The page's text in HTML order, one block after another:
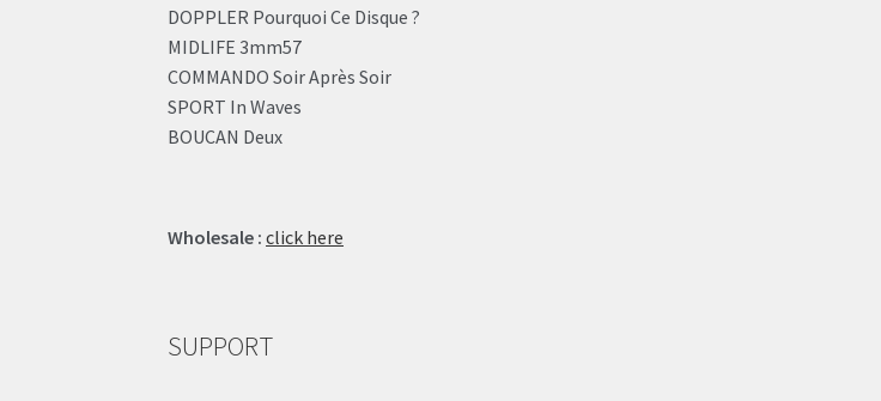
DOPPLER Pourquoi Ce Disque ?
MIDLIFE 3mm57
COMMANDO Soir Après Soir
SPORT In Waves
BOUCAN Deux
Wholesale : click here
SUPPORT